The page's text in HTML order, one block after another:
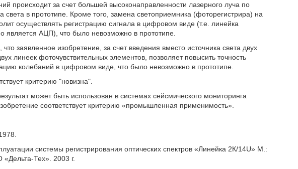
происходит за счет большей высоконаправленности лазерного луча по
в прототипе. Кроме того, замена светоприемника (фоторегистрира) на
осуществлять регистрацию сигнала в цифровом виде (т.е. линейка
является АЦП), что было невозможно в прототипе.
заявленное изобретение, за счет введения вместо источника света двух
линеек фоточувствительных элементов, позволяет повысить точность
колебаний в цифровом виде, что было невозможно в прототипе.
критерию "новизна".
может быть использован в системах сейсмического мониторинга
соответствует критерию «промышленная применимость».
системы регистрирования оптических спектров «Линейка 2К/14U» М.:
Тех». 2003 г.